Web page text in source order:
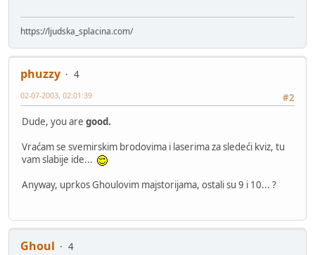
https://ljudska_splacina.com/
phuzzy
4
#2
02-07-2003, 02:01:39
Dude, you are good.
Vraćam se svemirskim brodovima i laserima za sledeći kviz, tu
vam slabije ide...
Anyway, uprkos Ghoulovim majstorijama, ostali su 9 i 10... ?
Ghoul
4